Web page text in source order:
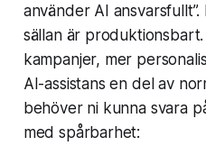
använder AI
sällan är
kampanjer, mer
AI-assistans en del av
behöver ni kunna svara
med spårbarhet: